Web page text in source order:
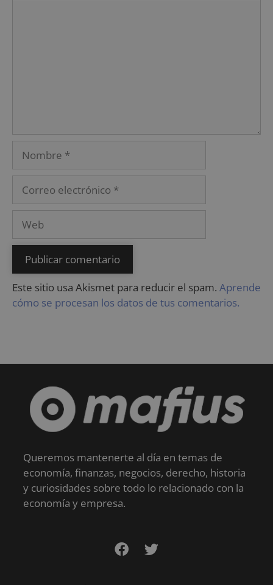
Este sitio usa Akismet para reducir el spam. Aprende
cómo se procesan los datos de tus comentarios.
Queremos mantenerte al día en temas de
economía, finanzas, negocios, derecho, historia
y curiosidades sobre todo lo relacionado con la
economía y empresa.